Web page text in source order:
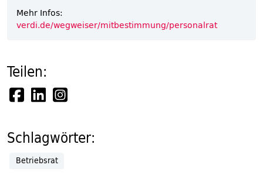
Mehr Infos:
verdi.de/wegweiser/mitbestimmung/personalrat
Teilen:
Schlagwörter:
Betriebsrat